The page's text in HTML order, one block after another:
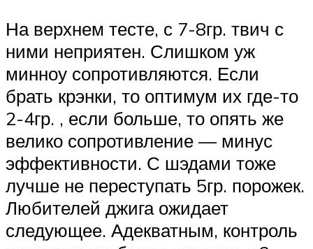
На верхнем тесте, с 7-8гр. твич с
ними неприятен. Слишком уж
минноу сопротивляются. Если
брать крэнки, то оптимум их где-то
2-4гр. , если больше, то опять же
велико сопротивление — минус
эффективности. С шэдами тоже
лучше не переступать 5гр. порожек.
Любителей джига ожидает
следующее. Адекватным, контроль